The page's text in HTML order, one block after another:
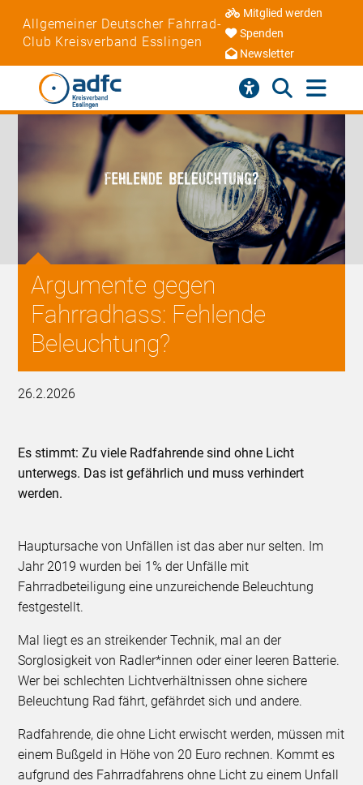
Allgemeiner Deutscher Fahrrad-
Club Kreisverband Esslingen
Mitglied werden
Spenden
Newsletter
Argumente gegen
Fahrradhass: Fehlende
Beleuchtung?
26.2.2026
Es stimmt: Zu viele Radfahrende sind ohne Licht
unterwegs. Das ist gefährlich und muss verhindert
werden.
Hauptursache von Unfällen ist das aber nur selten. Im
Jahr 2019 wurden bei 1% der Unfälle mit
Fahrradbeteiligung eine unzureichende Beleuchtung
festgestellt.
Mal liegt es an streikender Technik, mal an der
Sorglosigkeit von Radler*innen oder einer leeren Batterie.
Wer bei schlechten Lichtverhältnissen ohne sichere
Beleuchtung Rad fährt, gefährdet sich und andere.
Radfahrende, die ohne Licht erwischt werden, müssen mit
einem Bußgeld in Höhe von 20 Euro rechnen. Kommt es
aufgrund des Fahrradfahrens ohne Licht zu einem Unfall